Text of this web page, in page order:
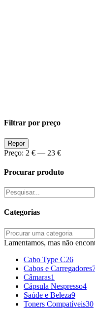
Filtrar por preço
Preço
Min
Preço
Max
Repor
Preço: 2 € — 23 €
Procurar produto
Pesquisar
por:
Categorias
Lamentamos, mas não
Cabo Type C26
Cabos e Carregadores
Câmaras1
Cápsula Nespresso4
Saúde e Beleza9
Toners Compatíveis30